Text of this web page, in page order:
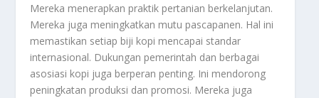
Mereka menerapkan praktik pertanian berkelanjutan.
Mereka juga meningkatkan mutu pascapanen. Hal ini
memastikan setiap biji kopi mencapai standar
internasional. Dukungan pemerintah dan berbagai
asosiasi kopi juga berperan penting. Ini mendorong
peningkatan produksi dan promosi. Mereka juga